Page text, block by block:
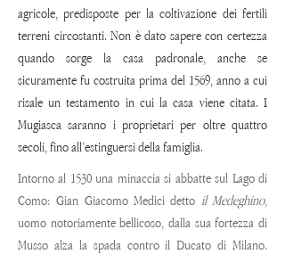
agricole, predisposte per la coltivazione dei fertili
terreni circostanti. Non è dato sapere con certezza
quando sorge la casa padronale, anche se
sicuramente fu costruita prima del 1569, anno a cui
risale un testamento in cui la casa viene citata. I
Mugiasca saranno i proprietari per oltre quattro
secoli, fino all’estinguersi della famiglia.
Intorno al 1530 una minaccia si abbatte sul Lago di
Como: Gian Giacomo Medici detto il Medeghino,
uomo notoriamente bellicoso, dalla sua fortezza di
Musso alza la spada contro il Ducato di Milano.